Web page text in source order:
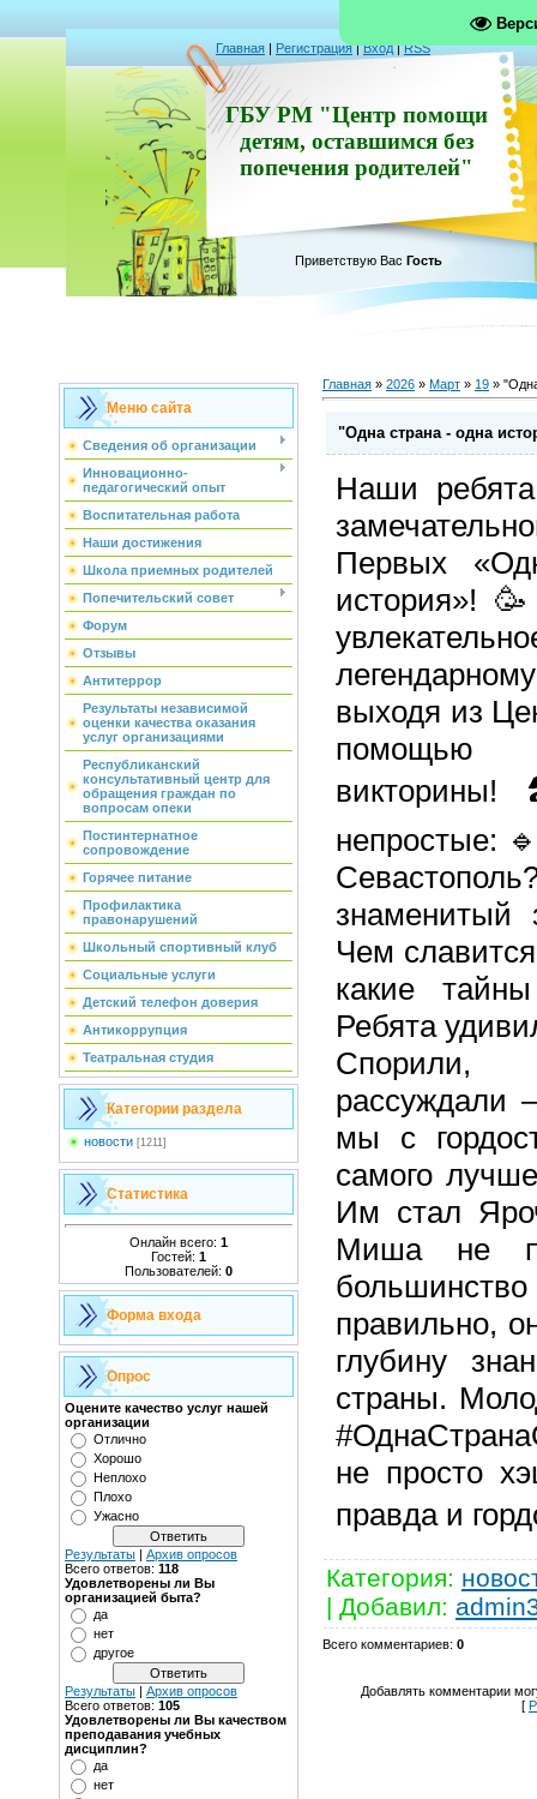
Главная | Регистрация|Вход|RSS
ГБУ РМ "Центр помощи
детям, оставшимся без
попечения родителей"
Приветствую Вас Гость
Меню сайта
Сведения об организации
Инновационно-
педагогический опыт
Воспитательная работа
Наши достижения
Школа приемных родителей
Попечительский совет
Форум
Отзывы
Антитеррор
Результаты независимой
оценки качества оказания
услуг организациями
Республиканский
консультативный центр для
обращения граждан по
вопросам опеки
Постинтернатное
сопровождение
Горячее питание
Профилактика
правонарушений
Школьный спортивный клуб
Социальные услуги
Детский телефон доверия
Антикоррупция
Театральная студия
Категории раздела
новости [1211]
Статистика
Онлайн всего: 1
Гостей: 1
Пользователей: 0
Форма входа
Опрос
Оцените качество услуг нашей
организации
Отлично
Хорошо
Неплохо
Плохо
Ужасно
Результаты | Архив опросов
Всего ответов: 118
Удовлетворены ли Вы
организацией быта?
да
нет
другое
Результаты | Архив опросов
Всего ответов: 105
Удовлетворены ли Вы качеством
преподавания учебных
дисциплин?
да
нет
Главная » 2026 » Март » 19 »
"Одна страна - одна
Наши
Первых
история»!
выходя из
помощью
непростые:
знаменитый
Чем
какие
Ребята
мы с
самого
Им стал
Миша не
правильно,
глубину
страны.
не просто
правда и
Категория:
| Добавил:
Всего комментариев: 0
Добавлять комментарии
[